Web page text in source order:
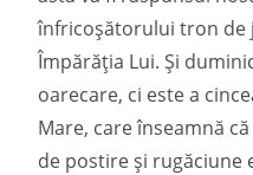
înfricoșătorului tron de
Împărăția Lui. Și
oarecare, ci este a
Mare, care înseamnă
de postire și